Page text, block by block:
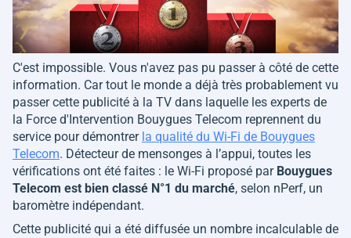
C'est impossible. Vous n'avez pas pu passer à côté de cette
information. Car tout le monde a déjà très probablement vu
passer cette publicité à la TV dans laquelle les experts de
la Force d'Intervention Bouygues Telecom reprennent du
service pour démontrer la qualité du Wi-Fi de Bouygues
Telecom. Détecteur de mensonges à l’appui, toutes les
vérifications ont été faites : le Wi-Fi proposé par Bouygues
Telecom est bien classé N°1 du marché, selon nPerf, un
baromètre indépendant.
Cette publicité qui a été diffusée un nombre incalculable de